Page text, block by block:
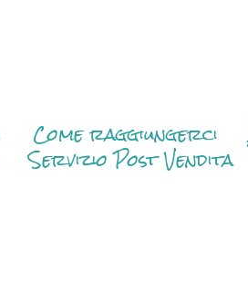
Come raggiungerci
Servizio Post Vendita